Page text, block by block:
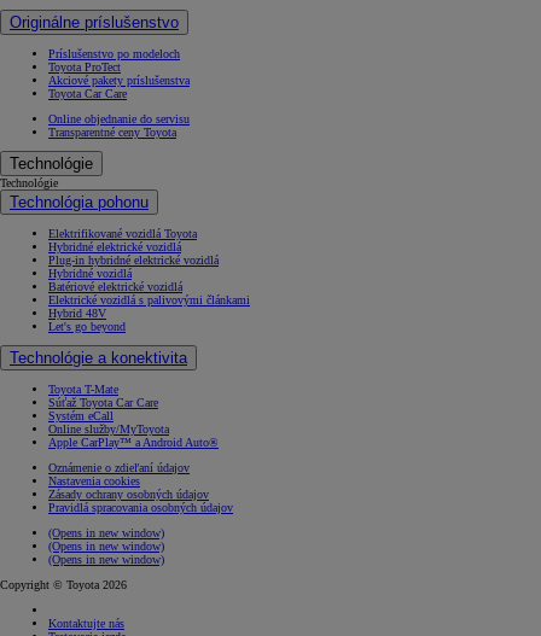
Originálne príslušenstvo
Príslušenstvo po modeloch
Toyota ProTect
Akciové pakety príslušenstva
Toyota Car Care
Online objednanie do servisu
Transparentné ceny Toyota
Technológie
Technológie
Technológia pohonu
Elektrifikované vozidlá Toyota
Hybridné elektrické vozidlá
Plug-in hybridné elektrické vozidlá
Hybridné vozidlá
Batériové elektrické vozidlá
Elektrické vozidlá s palivovými článkami
Hybrid 48V
Let's go beyond
Technológie a konektivita
Toyota T-Mate
Súťaž Toyota Car Care
Systém eCall
Online služby/MyToyota
Apple CarPlay™ a Android Auto®
Oznámenie o zdieľaní údajov
Nastavenia cookies
Zásady ochrany osobných údajov
Pravidlá spracovania osobných údajov
(Opens in new window)
(Opens in new window)
(Opens in new window)
Copyright © Toyota 2026
Kontaktujte nás